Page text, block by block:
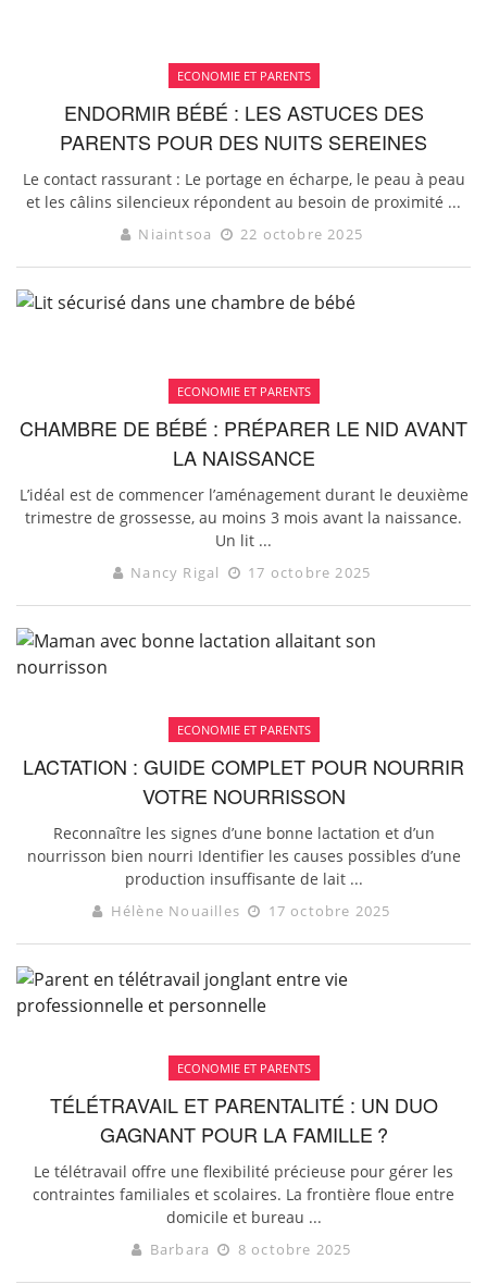
ECONOMIE ET PARENTS
ENDORMIR BÉBÉ : LES ASTUCES DES
PARENTS POUR DES NUITS SEREINES
Le contact rassurant : Le portage en écharpe, le peau à peau
et les câlins silencieux répondent au besoin de proximité ...
Niaintsoa 22 octobre 2025
ECONOMIE ET PARENTS
CHAMBRE DE BÉBÉ : PRÉPARER LE NID AVANT
LA NAISSANCE
L’idéal est de commencer l’aménagement durant le deuxième
trimestre de grossesse, au moins 3 mois avant la naissance.
Un lit ...
Nancy Rigal 17 octobre 2025
ECONOMIE ET PARENTS
LACTATION : GUIDE COMPLET POUR NOURRIR
VOTRE NOURRISSON
Reconnaître les signes d’une bonne lactation et d’un
nourrisson bien nourri Identifier les causes possibles d’une
production insuffisante de lait ...
Hélène Nouailles 17 octobre 2025
ECONOMIE ET PARENTS
TÉLÉTRAVAIL ET PARENTALITÉ : UN DUO
GAGNANT POUR LA FAMILLE ?
Le télétravail offre une flexibilité précieuse pour gérer les
contraintes familiales et scolaires. La frontière floue entre
domicile et bureau ...
Barbara 8 octobre 2025